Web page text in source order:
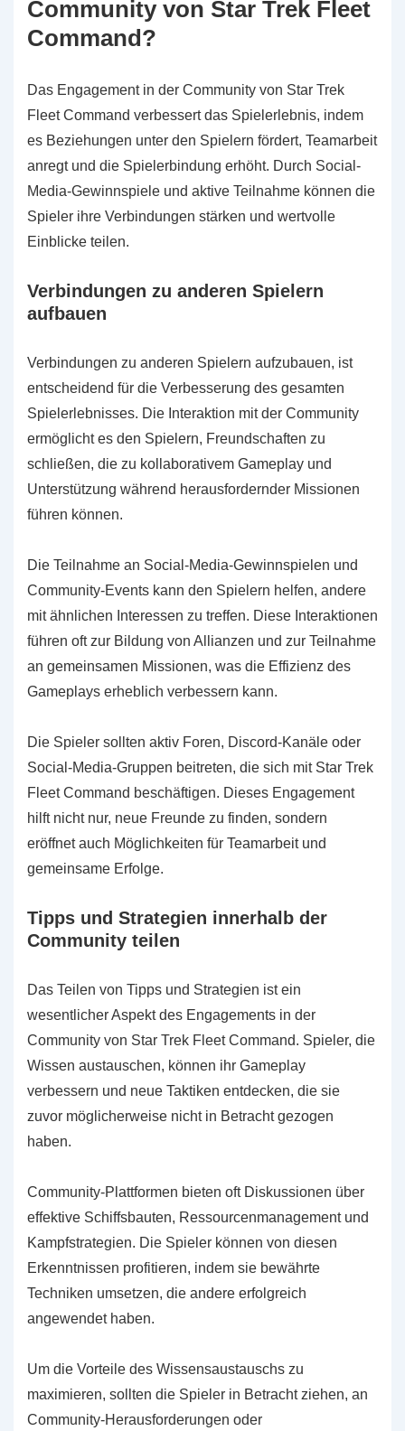
Community von Star Trek Fleet
Command?
Das Engagement in der Community von Star Trek
Fleet Command verbessert das Spielerlebnis, indem
es Beziehungen unter den Spielern fördert, Teamarbeit
anregt und die Spielerbindung erhöht. Durch Social-
Media-Gewinnspiele und aktive Teilnahme können die
Spieler ihre Verbindungen stärken und wertvolle
Einblicke teilen.
Verbindungen zu anderen Spielern
aufbauen
Verbindungen zu anderen Spielern aufzubauen, ist
entscheidend für die Verbesserung des gesamten
Spielerlebnisses. Die Interaktion mit der Community
ermöglicht es den Spielern, Freundschaften zu
schließen, die zu kollaborativem Gameplay und
Unterstützung während herausfordernder Missionen
führen können.
Die Teilnahme an Social-Media-Gewinnspielen und
Community-Events kann den Spielern helfen, andere
mit ähnlichen Interessen zu treffen. Diese Interaktionen
führen oft zur Bildung von Allianzen und zur Teilnahme
an gemeinsamen Missionen, was die Effizienz des
Gameplays erheblich verbessern kann.
Die Spieler sollten aktiv Foren, Discord-Kanäle oder
Social-Media-Gruppen beitreten, die sich mit Star Trek
Fleet Command beschäftigen. Dieses Engagement
hilft nicht nur, neue Freunde zu finden, sondern
eröffnet auch Möglichkeiten für Teamarbeit und
gemeinsame Erfolge.
Tipps und Strategien innerhalb der
Community teilen
Das Teilen von Tipps und Strategien ist ein
wesentlicher Aspekt des Engagements in der
Community von Star Trek Fleet Command. Spieler, die
Wissen austauschen, können ihr Gameplay
verbessern und neue Taktiken entdecken, die sie
zuvor möglicherweise nicht in Betracht gezogen
haben.
Community-Plattformen bieten oft Diskussionen über
effektive Schiffsbauten, Ressourcenmanagement und
Kampfstrategien. Die Spieler können von diesen
Erkenntnissen profitieren, indem sie bewährte
Techniken umsetzen, die andere erfolgreich
angewendet haben.
Um die Vorteile des Wissensaustauschs zu
maximieren, sollten die Spieler in Betracht ziehen, an
Community-Herausforderungen oder